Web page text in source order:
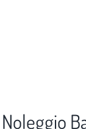
Noleggio